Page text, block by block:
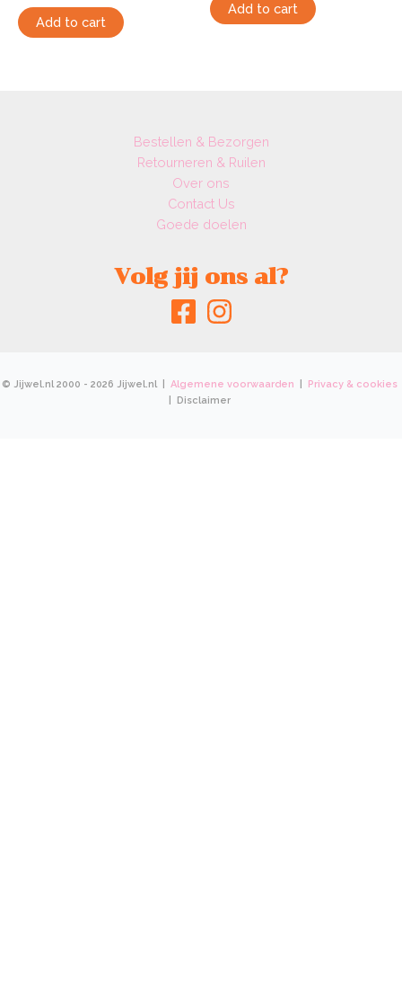
Add to cart
Add to cart
Bestellen & Bezorgen
Retourneren & Ruilen
Over ons
Contact Us
Goede doelen
Volg jij ons al?
© Jijwel.nl 2000 - 2026 Jijwel.nl | Algemene voorwaarden
Privacy & cookies
| Disclaimer